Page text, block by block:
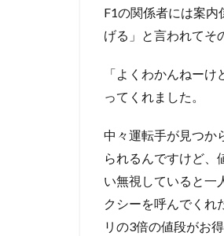
F1の関係者には案
げる」と言われてそ
「よくわかんねー
ってくれました。
中々運転手が見つか
られるんですけど、
い無視していると一
クシーを呼んでくれ
リの3倍の値段がお